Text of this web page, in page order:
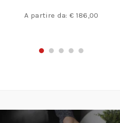
A partire da: € 186,00